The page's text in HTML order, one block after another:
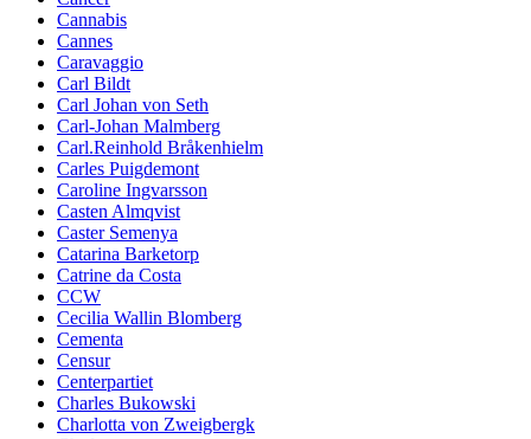
Cannabis
Cannes
Caravaggio
Carl Bildt
Carl Johan von Seth
Carl-Johan Malmberg
Carl.Reinhold Bråkenhielm
Carles Puigdemont
Caroline Ingvarsson
Casten Almqvist
Caster Semenya
Catarina Barketorp
Catrine da Costa
CCW
Cecilia Wallin Blomberg
Cementa
Censur
Centerpartiet
Charles Bukowski
Charlotta von Zweigbergk